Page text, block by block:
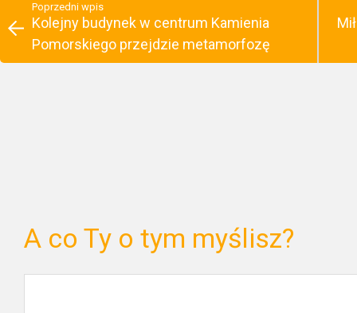
Poprzedni wpis
Kolejny budynek w centrum Kamienia
Pomorskiego przejdzie metamorfozę
A co Ty o tym myślisz?